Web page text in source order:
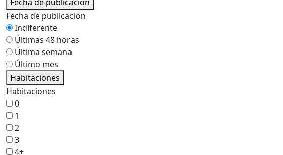
Fecha de publicación
Indiferente
Últimas 48 horas
Última semana
Último mes
Habitaciones
Habitaciones
0
1
2
3
4+